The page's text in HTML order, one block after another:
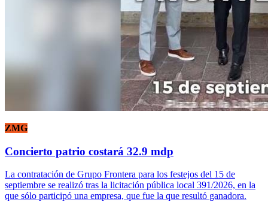
ZMG
Concierto patrio costará 32.9 mdp
La contratación de Grupo Frontera para los festejos del 15 de
septiembre se realizó tras la licitación pública local 391/2026, en la
que sólo participó una empresa, que fue la que resultó ganadora.